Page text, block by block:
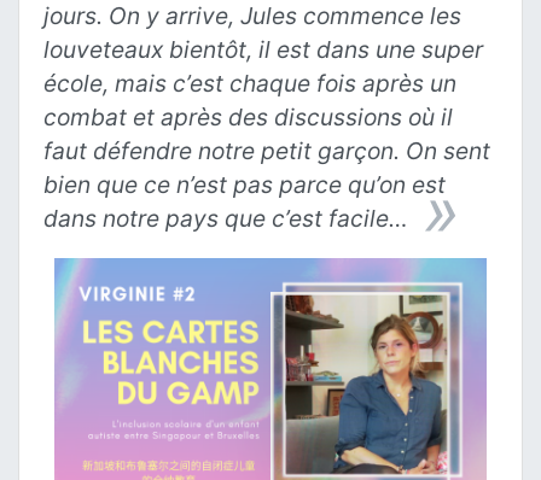
jours. On y arrive, Jules commence les
louveteaux bientôt, il est dans une super
école, mais c’est chaque fois après un
combat et après des discussions où il
faut défendre notre petit garçon. On sent
bien que ce n’est pas parce qu’on est
dans notre pays que c’est facile…